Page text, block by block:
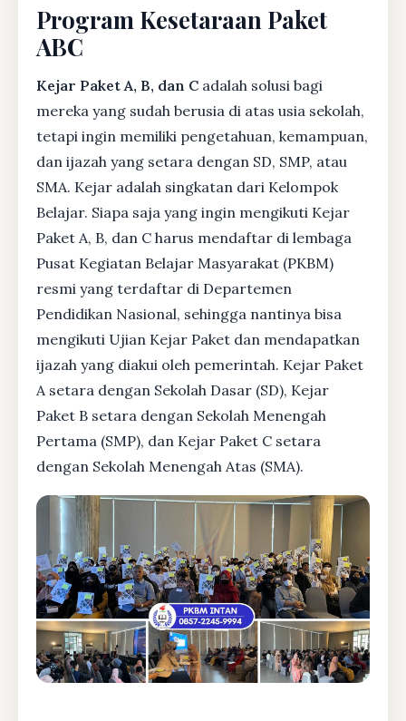
Program Kesetaraan Paket
ABC
Kejar Paket A, B, dan C adalah solusi bagi
mereka yang sudah berusia di atas usia sekolah,
tetapi ingin memiliki pengetahuan, kemampuan,
dan ijazah yang setara dengan SD, SMP, atau
SMA. Kejar adalah singkatan dari Kelompok
Belajar. Siapa saja yang ingin mengikuti Kejar
Paket A, B, dan C harus mendaftar di lembaga
Pusat Kegiatan Belajar Masyarakat (PKBM)
resmi yang terdaftar di Departemen
Pendidikan Nasional, sehingga nantinya bisa
mengikuti Ujian Kejar Paket dan mendapatkan
ijazah yang diakui oleh pemerintah. Kejar Paket
A setara dengan Sekolah Dasar (SD), Kejar
Paket B setara dengan Sekolah Menengah
Pertama (SMP), dan Kejar Paket C setara
dengan Sekolah Menengah Atas (SMA).